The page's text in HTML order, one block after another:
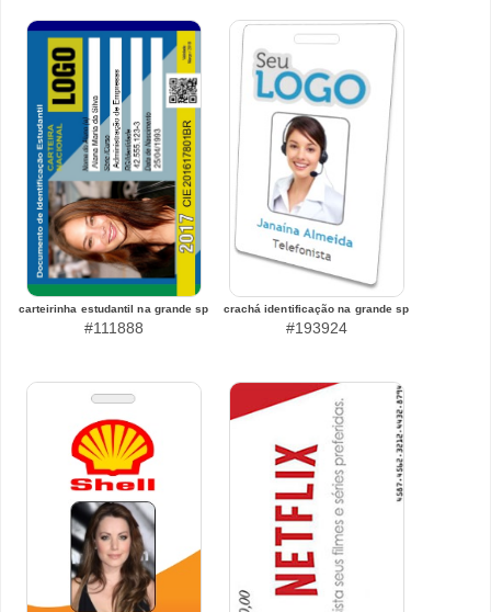
carteirinha estudantil na grande sp
#111888
crachá identificação na grande sp
#193924